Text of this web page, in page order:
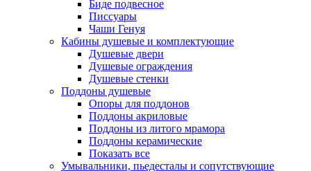
Биде подвесное
Писсуары
Чаши Генуя
Кабины душевые и комплектующие
Душевые двери
Душевые ограждения
Душевые стенки
Поддоны душевые
Опоры для поддонов
Поддоны акриловые
Поддоны из литого мрамора
Поддоны керамические
Показать все
Умывальники, пьедесталы и сопутствующие